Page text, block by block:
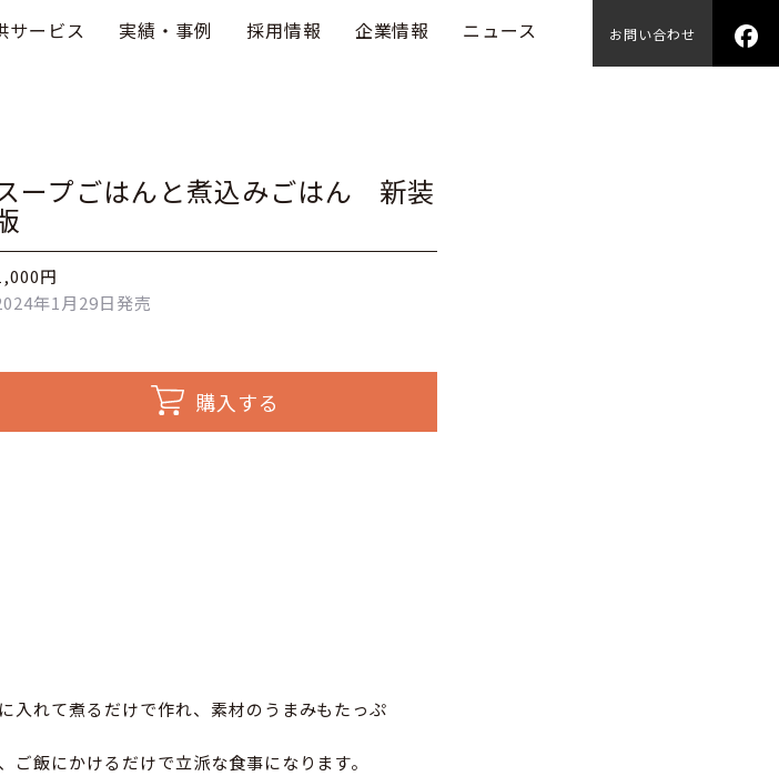
サービス 実績・事例 採用情報 企業情報 ニュース お問い合わせ
ープごはんと煮込みごはん 新装
円
年1月29日発売
購入する
入れて煮るだけで作れ、素材のうまみもたっぷ
飯にかけるだけで立派な食事になります。